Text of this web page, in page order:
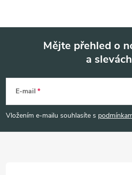
p
Mějte přehled o
a slevách
E-mail
Vložením e-mailu souhlasíte s